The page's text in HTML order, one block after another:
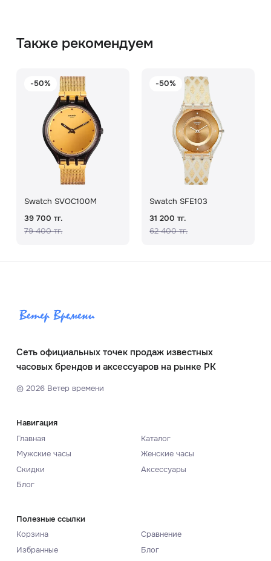
Также рекомендуем
-50%
Swatch SVOC100M
39 700 тг.
79 400 тг.
-50%
Swatch SFE103
31 200 тг.
62 400 тг.
Сеть официальных точек продаж известных
часовых брендов и аксессуаров на рынке РК
© 2026Ветер времени
Навигация
Главная
Каталог
Мужские часы
Женские часы
Скидки
Аксессуары
Блог
Полезные ссылки
Корзина
Сравнение
Избранные
Блог